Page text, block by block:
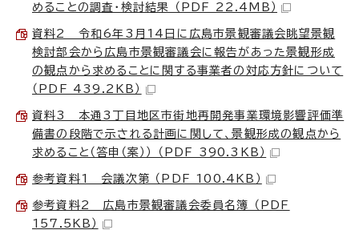
めることの調査・検討結果 （PDF 22.4MB）
資料2 令和6年3月14日に広島市景観審議会眺望景観
検討部会から広島市景観審議会に報告があった景観形成
の観点から求めることに関する事業者の対応方針について
（PDF 439.2KB）
資料3 本通3丁目地区市街地再開発事業環境影響評価準
備書の段階で示される計画に関して、景観形成の観点から
求めること（答申（案）） （PDF 390.3KB）
参考資料1 会議次第 （PDF 100.4KB）
参考資料2 広島市景観審議会委員名簿 （PDF
157.5KB）